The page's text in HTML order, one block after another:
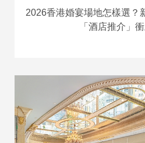
2026香港婚宴場地怎樣選？
「酒店推介」